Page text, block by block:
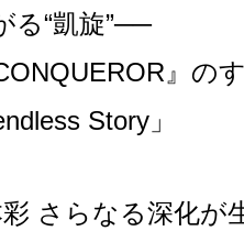
る“凱旋”──
』の
Story」
さらなる深化が